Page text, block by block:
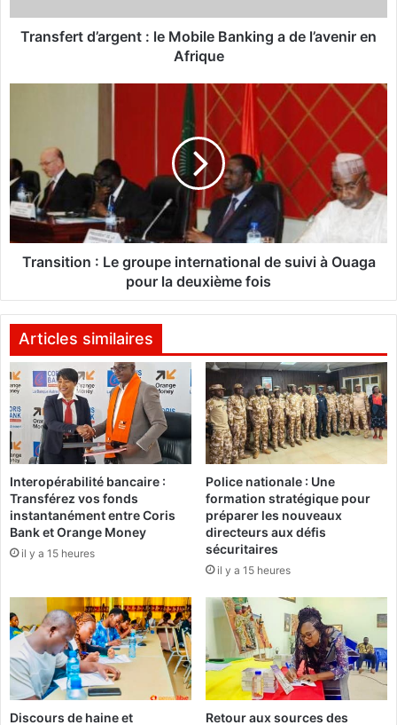
t
t
:
l
e
i
B
a
n
k
i
n
g
a
d
e
l
v
e
i
Transfert d’argent : le Mobile Banking a de l’avenir en
Afrique
i
t
i
o
L
e
r
o
u
p
e
i
n
t
e
r
n
a
i
o
n
l
Transition : Le groupe international de suivi à Ouaga
pour la deuxième fois
Articles similaires
Interopérabilité bancaire :
Transférez vos fonds
instantanément entre Coris
Bank et Orange Money
il y a 15 heures
Police nationale : Une
formation stratégique pour
préparer les nouveaux
directeurs aux défis
sécuritaires
il y a 15 heures
Discours de haine et Retour aux sources des